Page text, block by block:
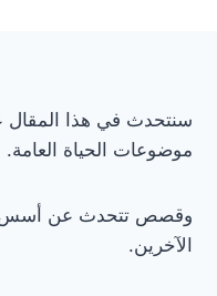
سنتحدث في هذا المقال
موضوعات الحياة العامة.
وقصص تتحدث عن أسس
الآخرين.